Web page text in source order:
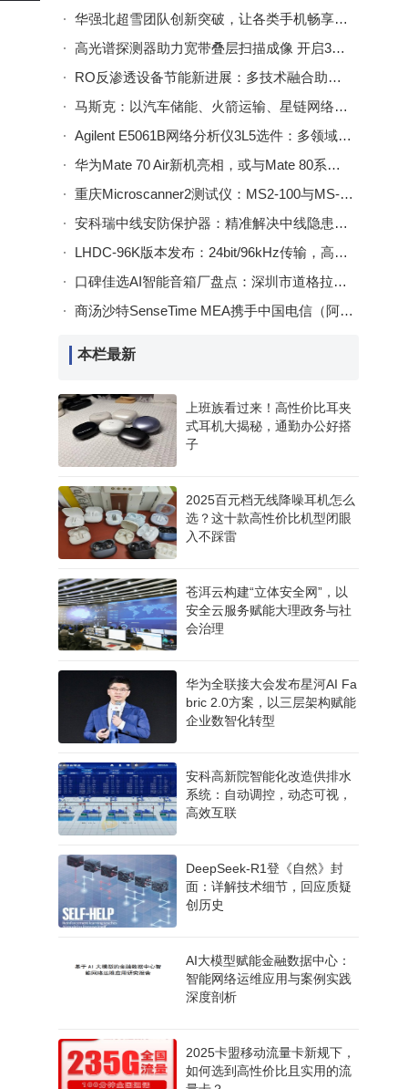
华强北超雪团队创新突破，让各类手机畅享eSIM便捷通信新体验
高光谱探测器助力宽带叠层扫描成像 开启3D高光谱成像新篇
RO反渗透设备节能新进展：多技术融合助力水处理更经济可持续
马斯克：以汽车储能、火箭运输、星链网络铺就人类火星移民之路
Agilent E5061B网络分析仪3L5选件：多领域适配，高频精密测量利器
华为Mate 70 Air新机亮相，或与Mate 80系列联手“叫板”iPhone 17系列
重庆Microscanner2测试仪：MS2-100与MS-POE，网络物理层检测的实用帮手
安科瑞中线安防保护器：精准解决中线隐患，为多场景用电筑牢安全防线
LHDC-96K版本发布：24bit/96kHz传输，高音质与兼容性兼得，推动蓝牙音频升级
口碑佳选AI智能音箱厂盘点：深圳市道格拉斯科技凭实力与认证脱颖而出
商汤沙特SenseTime MEA携手中国电信（阿联酋） 共推阿曼智慧城市数字化转型
本栏最新
上班族看过来！高性价比耳夹
式耳机大揭秘，通勤办公好搭
子
2025百元档无线降噪耳机怎么
选？这十款高性价比机型闭眼
入不踩雷
苍洱云构建“立体安全网”，以
安全云服务赋能大理政务与社
会治理
华为全联接大会发布星河AI Fa
bric 2.0方案，以三层架构赋能
企业数智化转型
安科高新院智能化改造供排水
系统：自动调控，动态可视，
高效互联
DeepSeek-R1登《自然》封
面：详解技术细节，回应质疑
创历史
AI大模型赋能金融数据中心：
智能网络运维应用与案例实践
深度剖析
2025卡盟移动流量卡新规下，
如何选到高性价比且实用的流